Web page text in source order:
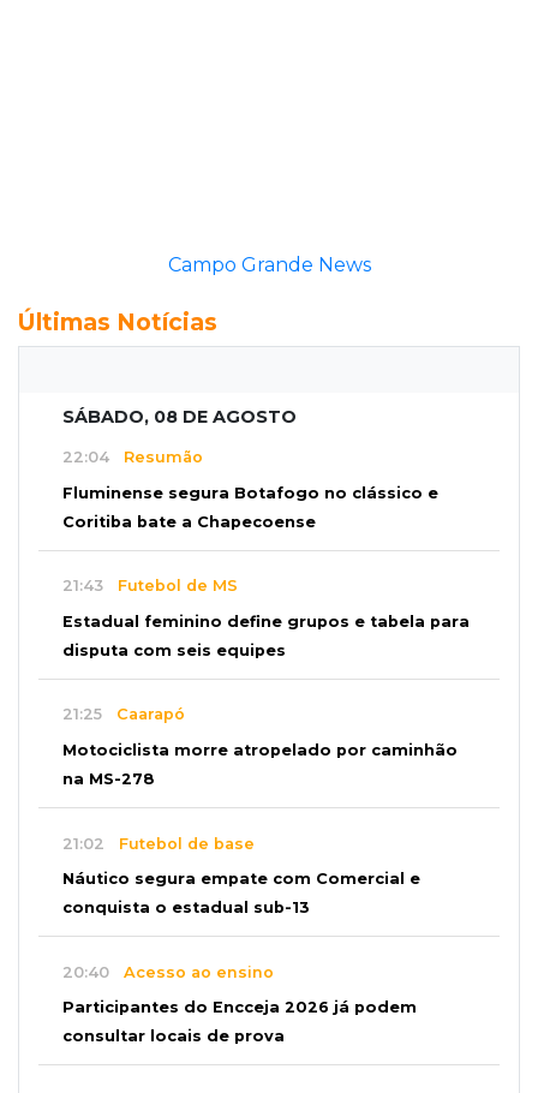
Campo Grande News
Últimas Notícias
SÁBADO, 08 DE AGOSTO
22:04 Resumão
Fluminense segura Botafogo no clássico e
Coritiba bate a Chapecoense
21:43 Futebol de MS
Estadual feminino define grupos e tabela para
disputa com seis equipes
21:25 Caarapó
Motociclista morre atropelado por caminhão
na MS-278
21:02 Futebol de base
Náutico segura empate com Comercial e
conquista o estadual sub-13
20:40 Acesso ao ensino
Participantes do Encceja 2026 já podem
consultar locais de prova